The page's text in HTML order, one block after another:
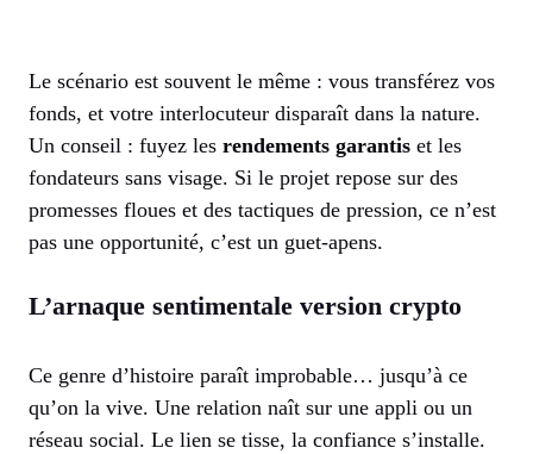
Le scénario est souvent le même : vous transférez vos
fonds, et votre interlocuteur disparaît dans la nature.
Un conseil : fuyez les rendements garantis et les
fondateurs sans visage. Si le projet repose sur des
promesses floues et des tactiques de pression, ce n’est
pas une opportunité, c’est un guet-apens.
L’arnaque sentimentale version crypto
Ce genre d’histoire paraît improbable… jusqu’à ce
qu’on la vive. Une relation naît sur une appli ou un
réseau social. Le lien se tisse, la confiance s’installe.